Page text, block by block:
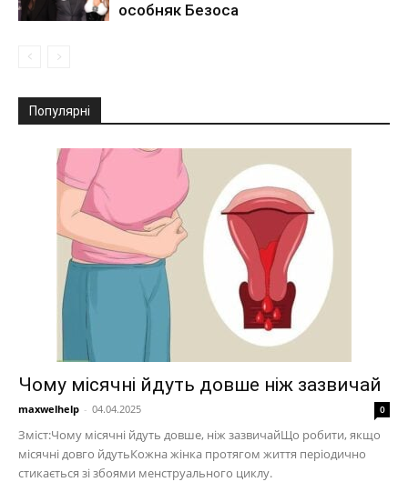
особняк Безоса
Популярні
Чому місячні йдуть довше ніж зазвичай
maxwelhelp - 04.04.2025 0
Зміст:Чому місячні йдуть довше, ніж зазвичайЩо робити, якщо
місячні довго йдутьКожна жінка протягом життя періодично
стикається зі збоями менструального циклу.